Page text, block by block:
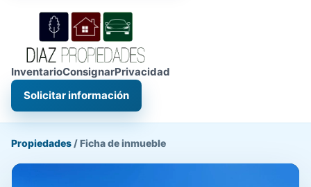
InventarioConsignarPrivacidad
Solicitar información
Propiedades /Ficha de inmueble